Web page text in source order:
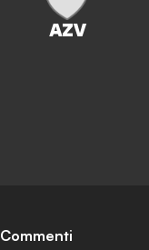
Commenti